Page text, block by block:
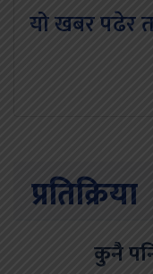
यो खबर पढेर
प्रतिक्रिया
कुनै